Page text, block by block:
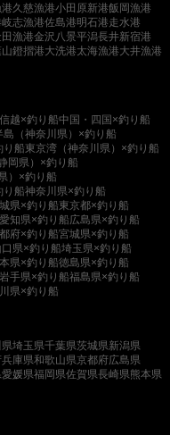
久慈漁港小田原新港飯岡漁港
岐志漁港佐島港明石港走水港
漁港金沢八景平潟長井新宿港
鐙摺港大洗港太海漁港大井漁港
越×釣り船中国・四国×釣り船
島（神奈川県）×釣り船
り船東京湾（神奈川県）×釣り船
岡県）×釣り船
）×釣り船
り船神奈川県×釣り船
県×釣り船東京都×釣り船
愛知県×釣り船広島県×釣り船
府×釣り船宮城県×釣り船
口県×釣り船埼玉県×釣り船
県×釣り船徳島県×釣り船
岩手県×釣り船福島県×釣り船
県×釣り船
埼玉県千葉県茨城県新潟県
兵庫県和歌山県京都府広島県
愛媛県福岡県佐賀県長崎県熊本県